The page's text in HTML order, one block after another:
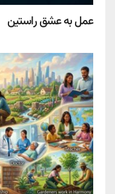
عمل به عشق راستین